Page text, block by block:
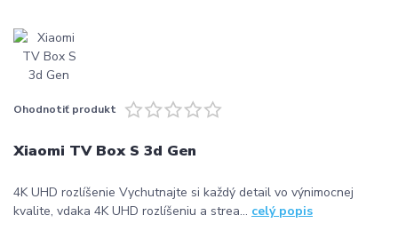
Ohodnotiť produkt
Xiaomi TV Box S 3d Gen
4K UHD rozlíšenie Vychutnajte si každý detail vo výnimocnej
kvalite, vdaka 4K UHD rozlíšeniu a strea... celý popis